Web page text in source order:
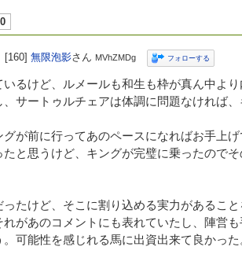
0
[160] 無限泡影さん MVhZMDg フォローする
るけど、ルメールも和生も枠が真ん中よ
サートゥルチェアは体調に問題なければ
が前に行ってあのペースになればお手上
と思うけど、キングが完璧に乗ったので
たけど、そこに割り込める実力があるこ
れがあのコメントにも表れていたし、陣営
可能性を感じれる馬に出資出来て良かった